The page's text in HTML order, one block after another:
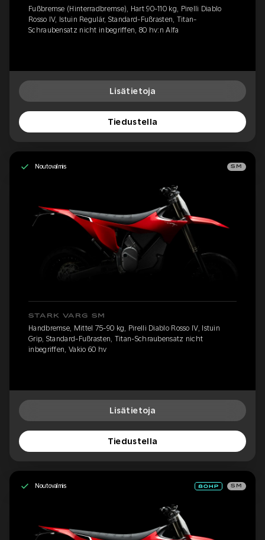
Fußbremse (Hinterradbremse), Hart 90-110 kg, Pirelli Diablo
Rosso IV, Istuin Regulär, Standard-Fußrasten, Titan-
Schraubensatz nicht inbegriffen, 80 hv:n Alfa
Lisätietoja
Tiedustella
Noutovalmis SM
STARK VARG SM
Handbremse, Mittel 75-90 kg, Pirelli Diablo Rosso IV, Istuin
Grip, Standard-Fußrasten, Titan-Schraubensatz nicht
inbegriffen, Vakio 60 hv
Lisätietoja
Tiedustella
Noutovalmis SM